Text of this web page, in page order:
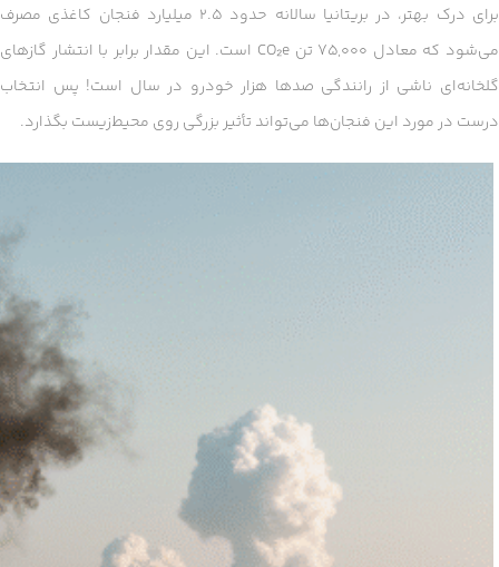
برای درک بهتر، در بریتانیا سالانه حدود ۲.۵ میلیارد فنجان کاغذی مصرف
می‌شود که معادل ۷۵,۰۰۰ تن CO₂e است. این مقدار برابر با انتشار گازهای
گلخانه‌ای ناشی از رانندگی صدها هزار خودرو در سال است! پس انتخاب
درست در مورد این فنجان‌ها می‌تواند تأثیر بزرگی روی محیط‌زیست بگذارد.